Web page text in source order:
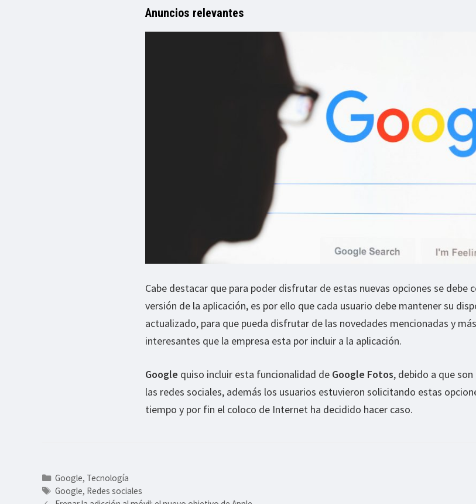
Anuncios relevantes
Cabe destacar que para poder disfrutar de estas nuevas opciones se debe
versión de la aplicación, es por ello que cada usuario debe mantener su
actualizado, para que pueda disfrutar de las novedades mencionadas y
interesantes que la empresa esta por incluir a la aplicación.
Google quiso incluir esta funcionalidad de Google Fotos, debido a que
las redes sociales, además los usuarios estuvieron solicitando estas
tiempo y por fin el coloco de Internet ha decidido hacer caso.
Categorías
Google, Tecnología
Etiquetas
Google, Redes sociales